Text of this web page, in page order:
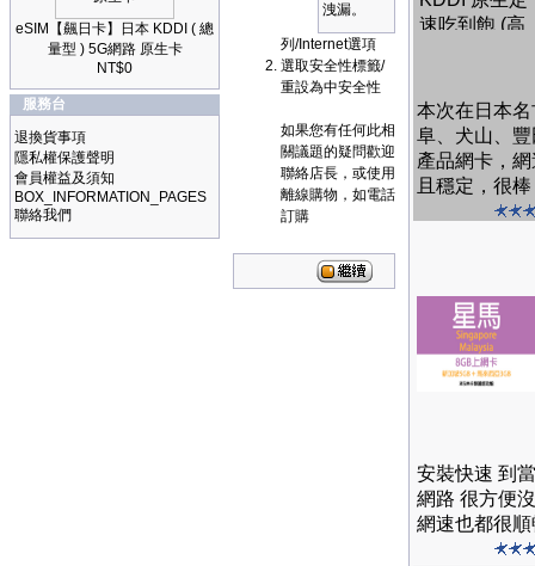
eSIM【飆日卡】日本 KDDI ( 總
量型 ) 5G網路 原生卡
NT$0
服務台
退換貨事項
隱私權保護聲明
會員權益及須知
BOX_INFORMATION_PAGES
聯絡我們
洩漏。
列/Internet選項
選取安全性標籤/
重設為中安全性
如果您有任何此相
關議題的疑問歡迎
聯絡店長，或使用
離線購物，如電話
訂購
本次在日本
阜、犬山、
產品網卡，
且穩定，很棒
安裝快速 到
網路 很方便
網速也都很順